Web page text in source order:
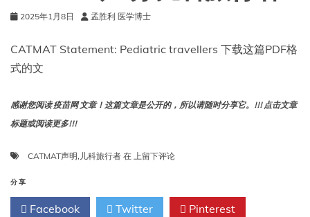
2025年1月8日 孟胜利 医学博士
CATMAT Statement: Pediatric travellers 下载这篇PDF格
式的文
感谢您阅读 疫苗网 文章！这篇文章是公开的，所以请随时分享它。!!! 点击文章
标题或阅读更多!!!
CATMAT声明, 儿科旅行者 在 CATMAT
儿
科
上留下评论
分享
Facebook Twitter Pinterest